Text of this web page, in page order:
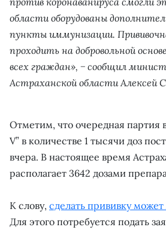
области оборудованы
пункты иммунизации.
проходить на добровольной
всех граждан», − сообщил
Астраханской области Алексей
Отметим, что очередная партия
V” в количестве 1 тысячи доз
вчера. В настоящее время
располагает 3642 дозами
К слову, сделать прививку
Для этого потребуется подать